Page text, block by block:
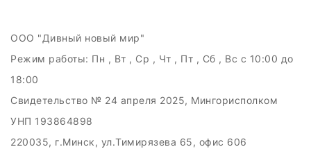
ООО "Дивный новый мир"
Режим работы: Пн , Вт , Ср , Чт , Пт , Сб , Вс c 10:00 до
18:00
Свидетельство № 24 апреля 2025, Мингорисполком
УНП 193864898
220035, г.Минск, ул.Тимирязева 65, офис 606